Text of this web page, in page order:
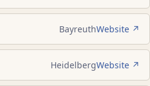
BayreuthWebsite ↗
HeidelbergWebsite ↗